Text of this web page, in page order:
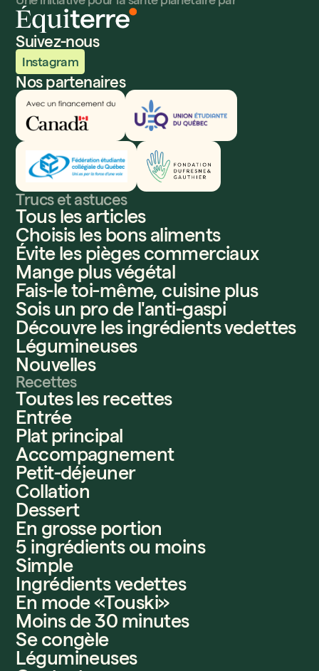
Suivez-nous
Instagram
Nos partenaires
Innovation, Sciences et Développement économique
Union étudiante du Québec
Fédération étudiante collégiale du Québec
Fondation Dufresne et Gauthier
Trucs et astuces
Tous les articles
Choisis les bons aliments
Évite les pièges commerciaux
Mange plus végétal
Fais-le toi-même, cuisine plus
Sois un pro de l'anti-gaspi
Découvre les ingrédients vedettes
Légumineuses
Nouvelles
Recettes
Toutes les recettes
Entrée
Plat principal
Accompagnement
Petit-déjeuner
Collation
Dessert
En grosse portion
5 ingrédients ou moins
Simple
Ingrédients vedettes
En mode «Touski»
Moins de 30 minutes
Se congèle
Légumineuses